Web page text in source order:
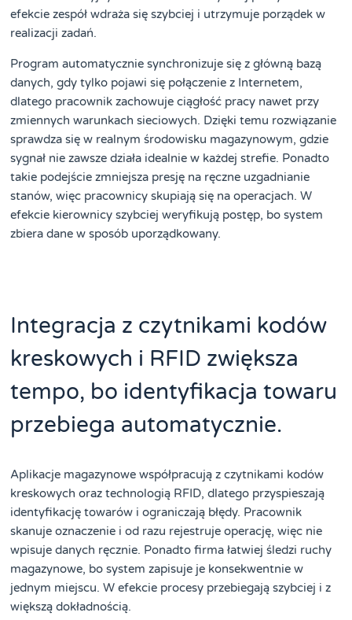
efekcie zespół wdraża się szybciej i utrzymuje porządek w
realizacji zadań.
Program automatycznie synchronizuje się z główną bazą
danych, gdy tylko pojawi się połączenie z Internetem,
dlatego pracownik zachowuje ciągłość pracy nawet przy
zmiennych warunkach sieciowych. Dzięki temu rozwiązanie
sprawdza się w realnym środowisku magazynowym, gdzie
sygnał nie zawsze działa idealnie w każdej strefie. Ponadto
takie podejście zmniejsza presję na ręczne uzgadnianie
stanów, więc pracownicy skupiają się na operacjach. W
efekcie kierownicy szybciej weryfikują postęp, bo system
zbiera dane w sposób uporządkowany.
Integracja z czytnikami kodów
kreskowych i RFID zwiększa
tempo, bo identyfikacja towaru
przebiega automatycznie.
Aplikacje magazynowe współpracują z czytnikami kodów
kreskowych oraz technologią RFID, dlatego przyspieszają
identyfikację towarów i ograniczają błędy. Pracownik
skanuje oznaczenie i od razu rejestruje operację, więc nie
wpisuje danych ręcznie. Ponadto firma łatwiej śledzi ruchy
magazynowe, bo system zapisuje je konsekwentnie w
jednym miejscu. W efekcie procesy przebiegają szybciej i z
większą dokładnością.